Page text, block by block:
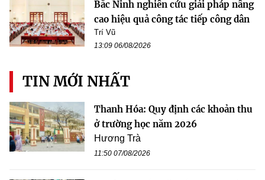
Bắc Ninh nghiên cứu giải pháp nâng
cao hiệu quả công tác tiếp công dân
Trí Vũ
13:09 06/08/2026
TIN MỚI NHẤT
Thanh Hóa: Quy định các khoản thu
ở trường học năm 2026
Hương Trà
11:50 07/08/2026